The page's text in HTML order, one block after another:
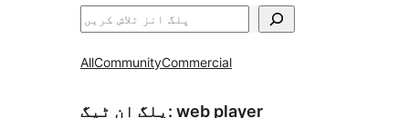
تلاش
AllCommunityCommercial
پلگ ان ٹیگ: web player